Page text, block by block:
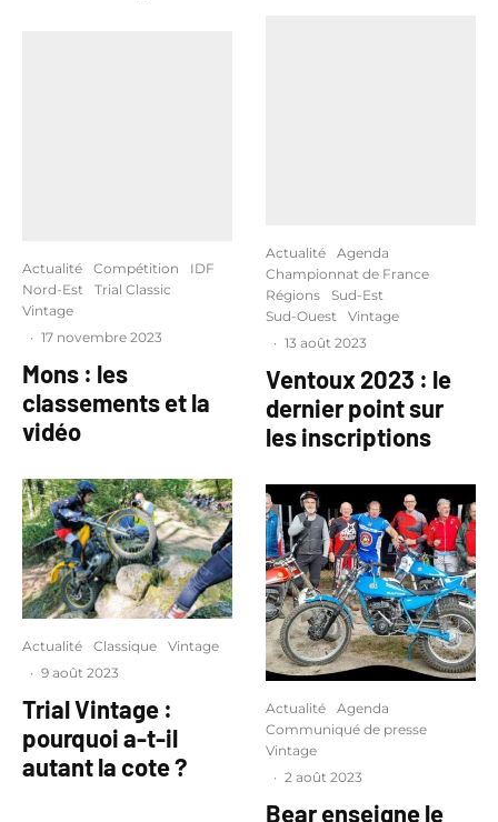
Actualité Compétition
IDF
Nord-Est
Trial Classic
Vintage
· 17 novembre 2023
Mons : les
classements et la
vidéo
Actualité Classique
Vintage
· 9 août 2023
Trial Vintage :
pourquoi a-t-il
autant la cote ?
Actualité
Agenda
Championnat de France
Régions
Sud-Est
Sud-Ouest
Vintage
· 13 août 2023
Ventoux 2023 : le
dernier point sur
les inscriptions
Actualité
Agenda
Communiqué de presse
Vintage
· 2 août 2023
Bear enseigne le